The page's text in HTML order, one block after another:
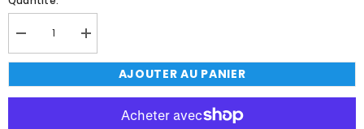
Réduire
la
quantité
Déviateur
pour
Augmenter
la
quantité
Déviateur
pour
AJOUTER AU PANIER